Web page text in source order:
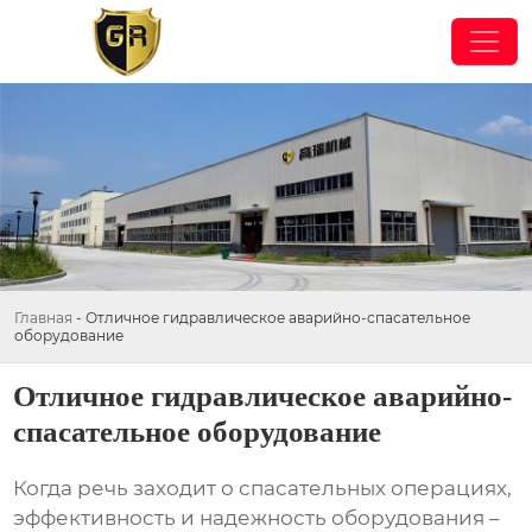
Главная - Отличное гидравлическое аварийно-спасательное
оборудование
Отличное гидравлическое аварийно-
спасательное оборудование
Когда речь заходит о спасательных операциях,
эффективность и надежность оборудования –